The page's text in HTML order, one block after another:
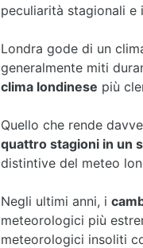
peculiarità stagionali
Londra gode di un
generalmente miti
clima londinese più
Quello che rende
quattro stagioni in un
distintive del meteo
Negli ultimi anni, i
meteorologici più
meteorologici insoliti